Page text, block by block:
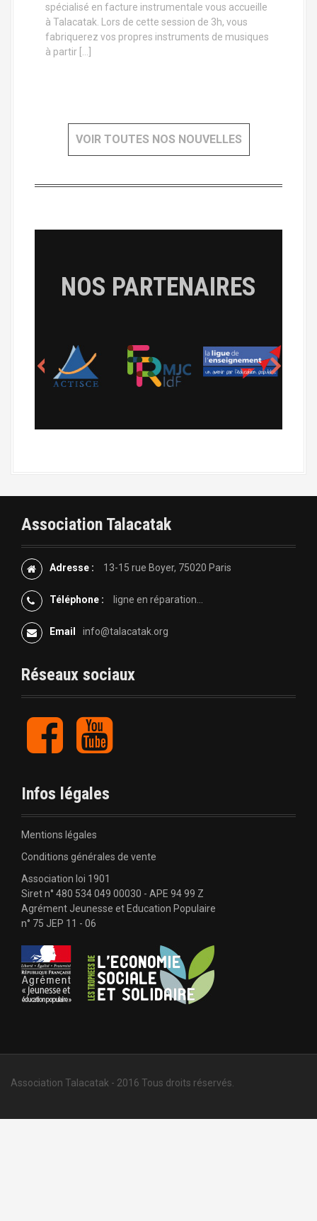
spécialisé en facture instrumentale vous accueille
à Talacatak. Lors de cette session de 3h, vous
fabriquerez vos propres instruments de musiques
à partir […]
VOIR TOUTES NOS NOUVELLES
NOS PARTENAIRES
Association Talacatak
Adresse : 13-15 rue Boyer, 75020 Paris
Téléphone : ligne en réparation...
Email info@talacatak.org
Réseaux sociaux
F
c
o
Y
u
Infos légales
Mentions légales
Conditions générales de vente
Association loi 1901
Siret n° 480 534 049 00030 - APE 94 99 Z
Agrément Jeunesse et Education Populaire
n° 75 JEP 11 - 06
Association Talacatak - 2016 Tous droits réservés.